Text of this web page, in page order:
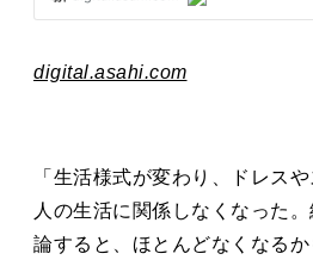
digital.asahi.com
「生活様式が変わり、ドレス
人の生活に関係しなくなった
論すると、ほとんどなくなるか